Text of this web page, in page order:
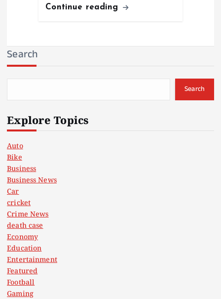
Continue reading
Search
Search
Explore Topics
Auto
Bike
Business
Business News
Car
cricket
Crime News
death case
Economy
Education
Entertainment
Featured
Football
Gaming